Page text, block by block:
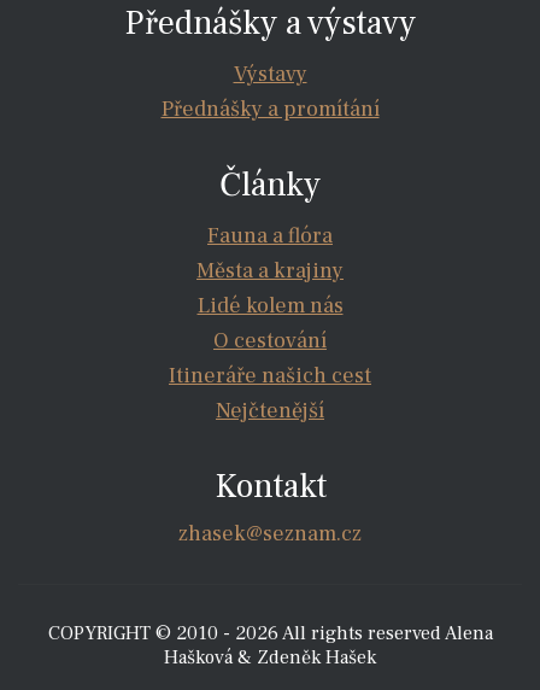
Přednášky a výstavy
Výstavy
Přednášky a promítání
Články
Fauna a flóra
Města a krajiny
Lidé kolem nás
O cestování
Itineráře našich cest
Nejčtenější
Kontakt
zhasek@seznam.cz
COPYRIGHT © 2010 - 2026 All rights reserved Alena
Hašková & Zdeněk Hašek